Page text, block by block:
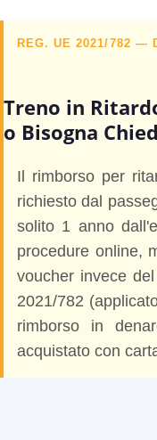
REG. UE 2021/782 —
Treno in
o Bisogna
Il rimborso per
richiesto dal
solito 1 anno
procedure online,
voucher invece
2021/782
rimborso in
acquistato con